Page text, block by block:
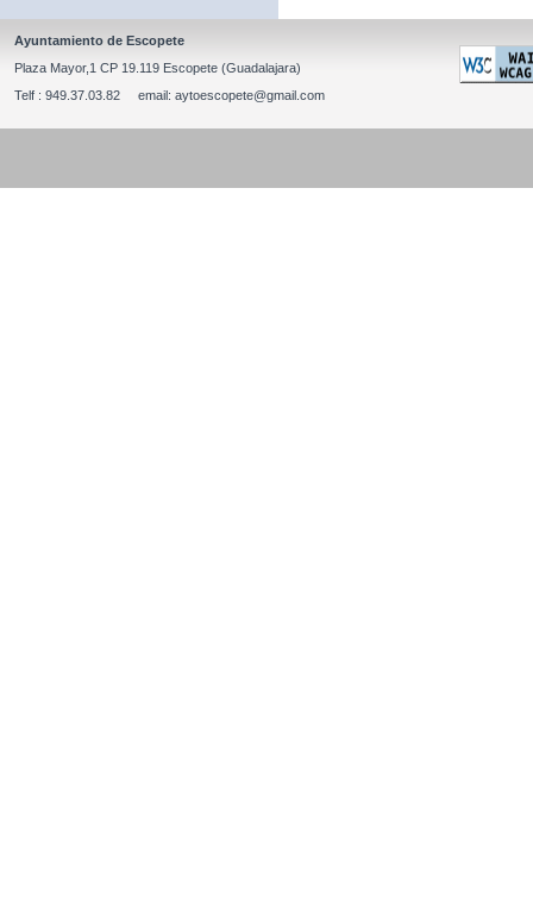
Ayuntamiento de Escopete
Plaza Mayor,1 CP 19.119 Escopete (Guadalajara)
Telf : 949.37.03.82 email: aytoescopete@gmail.com